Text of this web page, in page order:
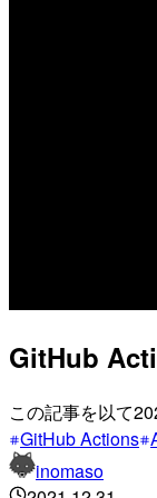
GitHub
この記事を以て
GitHub Actions
inomaso